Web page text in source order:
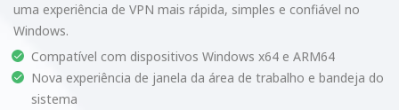
uma experiência de VPN mais rápida, simples e confiável no
Windows.
Compatível com dispositivos Windows x64 e ARM64
Nova experiência de janela da área de trabalho e bandeja do
sistema